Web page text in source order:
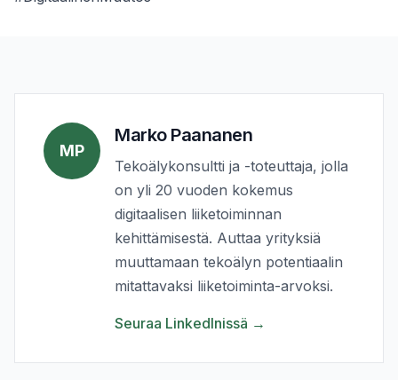
MP
Marko Paananen
Tekoälykonsultti ja -toteuttaja, jolla
on yli 20 vuoden kokemus
digitaalisen liiketoiminnan
kehittämisestä. Auttaa yrityksiä
muuttamaan tekoälyn potentiaalin
mitattavaksi liiketoiminta-arvoksi.
Seuraa LinkedInissä →